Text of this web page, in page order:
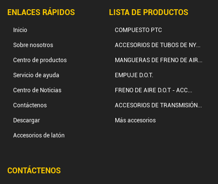
ENLACES RÁPIDOS
Inicio
Sobre nosotros
Centro de productos
Servicio de ayuda
Centro de Noticias
Contáctenos
Descargar
Accesorios de latón
LISTA DE PRODUCTOS
COMPUESTO PTC
ACCESORIOS DE TUBOS DE NY...
MANGUERAS DE FRENO DE AIR...
EMPUJE D.O.T.
FRENO DE AIRE D.O.T - ACC...
ACCESORIOS DE TRANSMISIÓN...
Más accesorios
CONTÁCTENOS